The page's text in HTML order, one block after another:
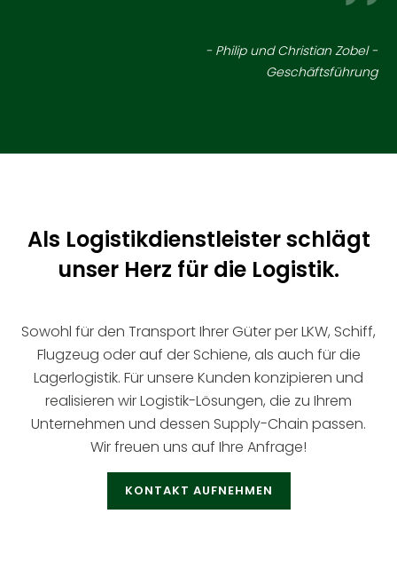
- Philip und Christian Zobel -
Geschäftsführung
Als Logistikdienstleister schlägt
unser Herz für die Logistik.
Sowohl für den Transport Ihrer Güter per LKW, Schiff,
Flugzeug oder auf der Schiene, als auch für die
Lagerlogistik. Für unsere Kunden konzipieren und
realisieren wir Logistik-Lösungen, die zu Ihrem
Unternehmen und dessen Supply-Chain passen.
Wir freuen uns auf Ihre Anfrage!
KONTAKT AUFNEHMEN